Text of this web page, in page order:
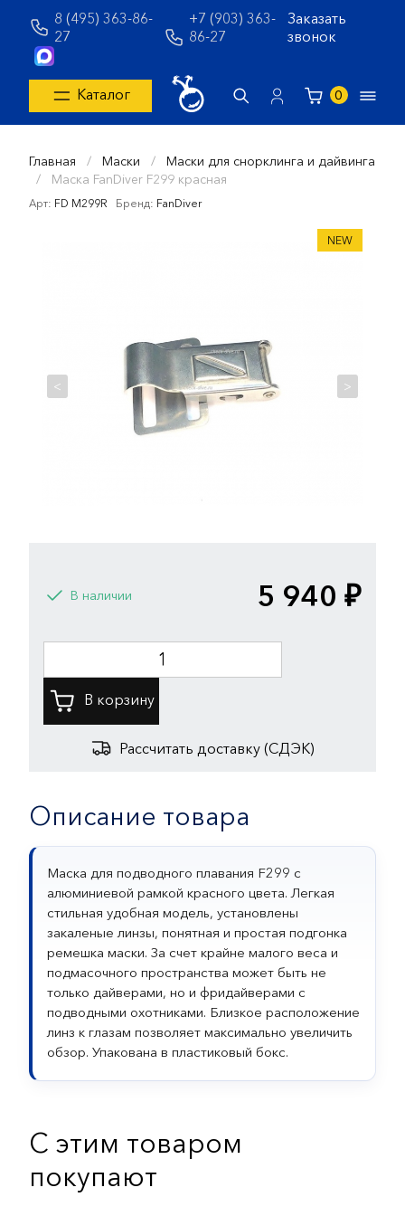
8 (495) 363-86-
27
+7 (903) 363-
86-27
Заказать
звонок
Каталог 0
Главная / Маски / Маски для снорклинга и дайвинга
/ Маска FanDiver F299 красная
Арт: FD M299R Бренд: FanDiver
NEW
< >
В наличии 5 940 ₽
Рассчитать доставку (СДЭК)
Описание товара
Маска для подводного плавания F299 с
алюминиевой рамкой красного цвета. Легкая
стильная удобная модель, установлены
закаленые линзы, понятная и простая подгонка
ремешка маски. За счет крайне малого веса и
подмасочного пространства может быть не
только дайверами, но и фридайверами с
подводными охотниками. Близкое расположение
линз к глазам позволяет максимально увеличить
обзор. Упакована в пластиковый бокс.
С этим товаром
покупают